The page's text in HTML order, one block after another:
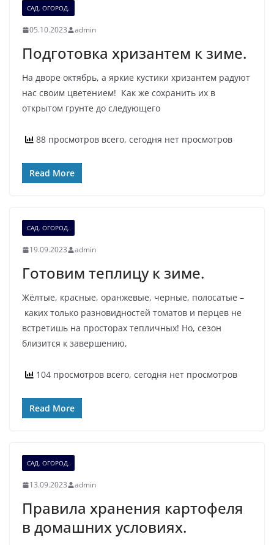
САД. ОГОРОД.
05.10.2023 admin
Подготовка хризантем к зиме.
На дворе октябрь, а яркие кустики хризантем радуют
нас своим цветением! Как же сохранить их в
открытом грунте до следующего
88 просмотров всего, сегодня нет просмотров
Read More
САД. ОГОРОД.
19.09.2023 admin
Готовим теплицу к зиме.
Жёлтые, красные, оранжевые, черные, полосатые –
каких только разновидностей томатов и перцев не
встретишь на просторах тепличных! Но, сезон
близится к завершению,
104 просмотров всего, сегодня нет просмотров
Read More
САД. ОГОРОД.
13.09.2023 admin
Правила хранения картофеля
в домашних условиях.